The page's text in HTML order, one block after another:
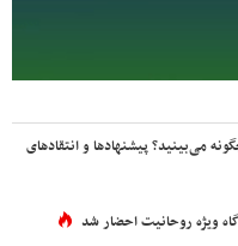
می‌بینید؟ پیشنهادها و انتقادهای
ویژه روحانیت احضار شد